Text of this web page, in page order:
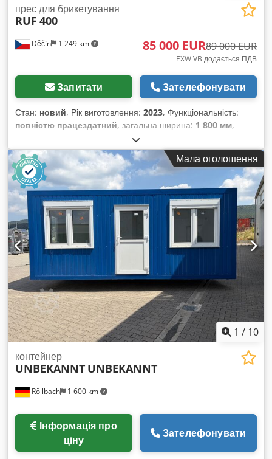
Děčín 1 249 km
прес для брикетування
RUF 400
85 000 EUR89 000 EUR
EXW VB додається ПДВ
Запитати Зателефонувати
Стан: новий, Рік виготовлення: 2023, Функціональність:
повністю працездатний, загальна ширина: 1 800 мм,
, загальна довжина:
загальна вага:3 000 кг, Це абсолютно нова машина,
доступна негайно. Chjdpsukfvpofx AcyjaМала оголошення
1 / 10
Röllbach 1 600 km
контейнер
UNBEKANNT UNBEKANNT
ціну
Зателефонувати